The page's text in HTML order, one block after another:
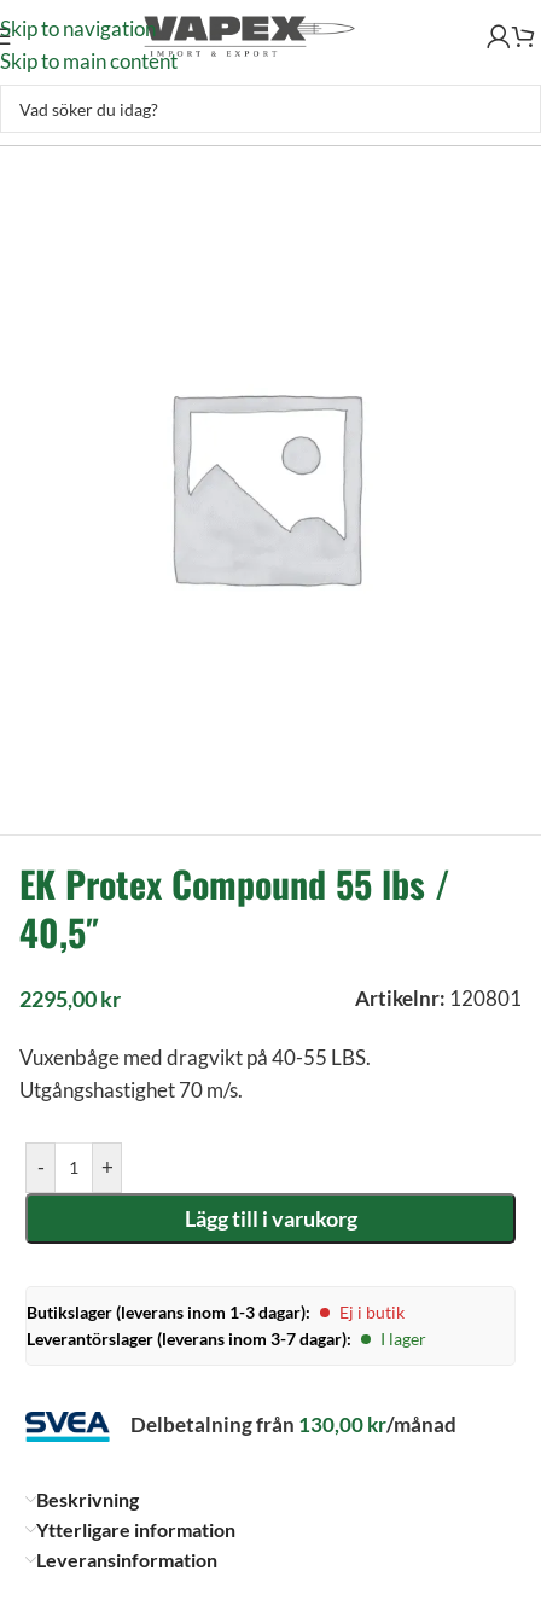
Skip to navigation
Skip to main content
Okategoriserad–EK Protex Compound 55 lbs / 40,5″
EK Protex Compound 55 lbs /
40,5″
2295,00kr Artikelnr: 120801
Vuxenbåge med dragvikt på 40-55 LBS.
Utgångshastighet 70 m/s.
- +
Lägg till i varukorg
Butikslager (leverans inom 1-3 dagar):
Ej i butik
Leverantörslager (leverans inom 3-7 dagar):
I lager
Delbetalning från 130,00kr/månad
Beskrivning
Ytterligare information
Leveransinformation